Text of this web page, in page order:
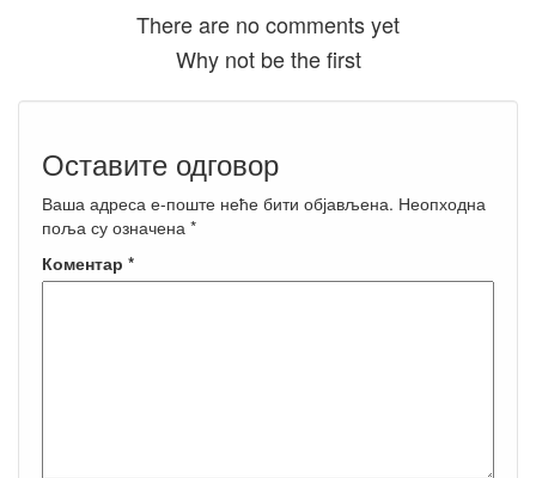
There are no comments yet
Why not be the first
Оставите одговор
Ваша адреса е-поште неће бити објављена. Неопходна
поља су означена *
Коментар *